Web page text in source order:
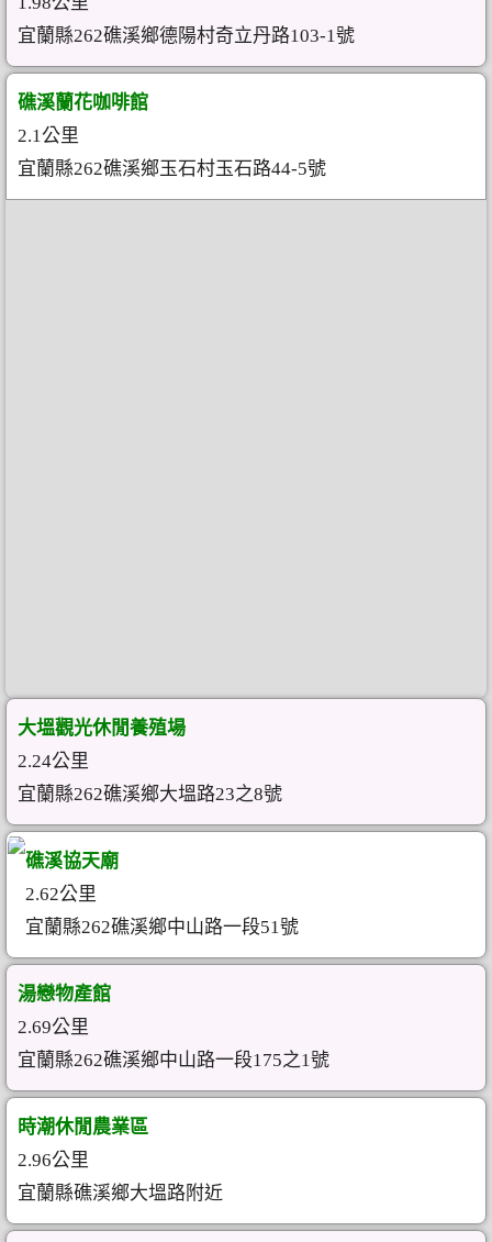
宜蘭縣262礁溪鄉德陽村奇立丹路103-1號
礁溪蘭花咖啡館
2.1公里
宜蘭縣262礁溪鄉玉石村玉石路44-5號
大塭觀光休閒養殖場
2.24公里
宜蘭縣262礁溪鄉大塭路23之8號
礁溪協天廟
2.62公里
宜蘭縣262礁溪鄉中山路一段51號
湯戀物產館
2.69公里
宜蘭縣262礁溪鄉中山路一段175之1號
時潮休閒農業區
2.96公里
宜蘭縣礁溪鄉大塭路附近